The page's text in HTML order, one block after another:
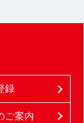
録
ご案内